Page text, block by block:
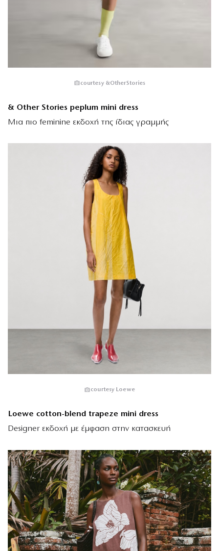
courtesy &OtherStories
& Other Stories peplum mini dress
Μια πιο feminine εκδοχή της ίδιας γραμμής
courtesy Loewe
Loewe cotton-blend trapeze mini dress
Designer εκδοχή με έμφαση στην κατασκευή